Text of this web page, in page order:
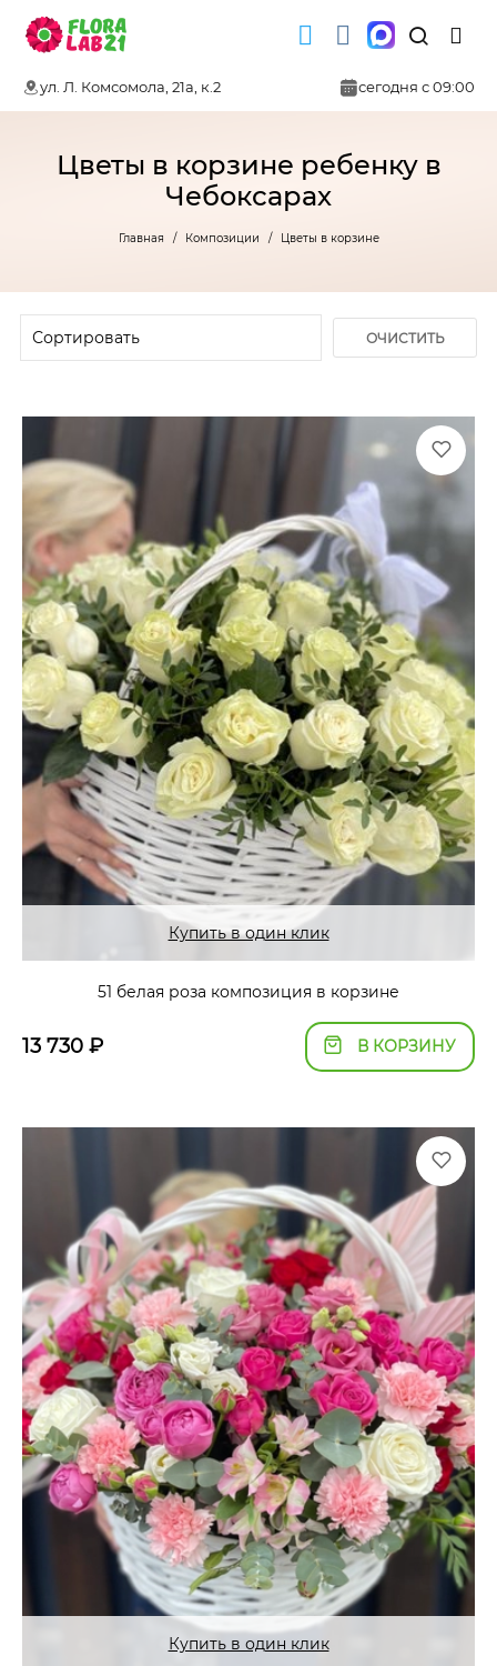
ул. Л. Комсомола, 21а, к.2 сегодня с 09:00
Цветы в корзине ребенку в
Чебоксарах
Главная Композиции Цветы в корзине
ОЧИСТИТЬ
Купить в один клик
51 белая роза композиция в корзине
13 730 ₽ В КОРЗИНУ
Купить в один клик